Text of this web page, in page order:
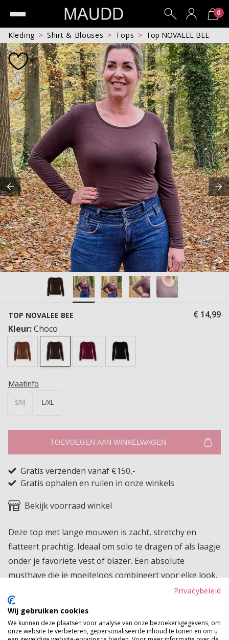
0
Kleding Shirt & Blouses Tops Top NOVALEE BEE
TOP NOVALEE BEE
€ 14,99
Kleur:Choco
Maatinfo
S/M L/XL
TOEVOEGEN AAN WINKELWAGEN
Gratis verzenden vanaf €150,-
Gratis ophalen en ruilen in onze winkels
Bekijk voorraad winkel
Deze top met lange mouwen is zacht, stretchy en
flatteert prachtig. Ideaal om solo te dragen of als laagje
onder je favoriete vest of blazer. Een absolute
musthave die je moeiteloos combineert voor elke look.
Deze topper hoort gewoon in jouw basiscollectie thuis.
Product kenmerken
Betaalinformatie
Privacybeleid
Wij gebruiken cookies
We kunnen deze plaatsen voor analyse van onze bezoekersgegevens, om
onze website te verbeteren, gepersonaliseerde inhoud te tonen en om u